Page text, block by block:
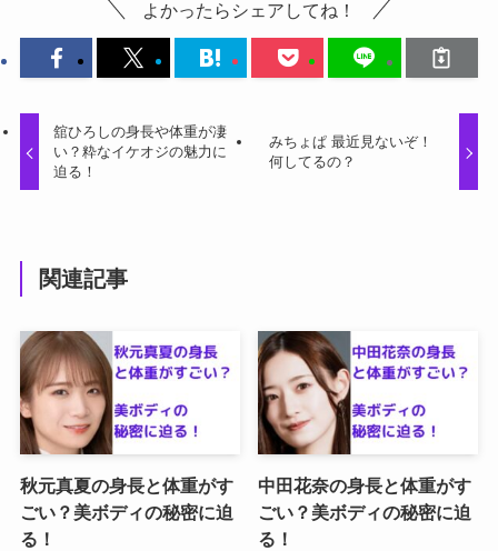
よかったらシェアしてね！
舘ひろしの身長や体重が凄
い？粋なイケオジの魅力に
迫る！
みちょぱ 最近見ないぞ！
何してるの？
関連記事
秋元真夏の身長と体重がす
ごい？美ボディの秘密に迫
る！
中田花奈の身長と体重がす
ごい？美ボディの秘密に迫
る！